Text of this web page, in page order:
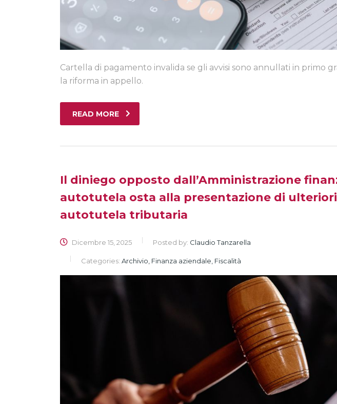
Cartella di pagamento invalida se gli avvisi sono annullati in primo
la riforma in appello.
READ MORE
Il diniego opposto dall’Amministrazione
autotutela osta alla presentazione di
autotutela tributaria
Dicembre 15, 2025 Posted by: Claudio Tanzarella
Categories: Archivio, Finanza aziendale, Fiscalità